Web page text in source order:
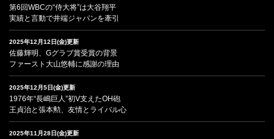
第6回WBCの“侍大将”は大谷翔平
実績と言動で井端ジャパンを牽引
2025年12月12日(金)更新
佐藤輝明、Gグラブ賞受賞の背景
ファースト大山悠輔に感謝の理由
2025年12月5日(金)更新
1976年“長嶋巨人”初V支えたOH砲
王貞治と張本勲、友情とライバル心
2025年11月28日(金)更新